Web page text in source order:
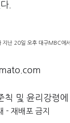
.
지난 20일 오후 대구MBC에
칙 및 윤리강령
- 재배포 금지